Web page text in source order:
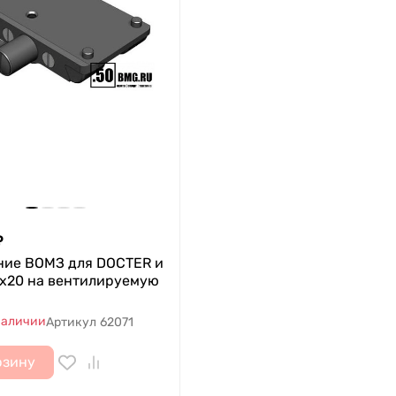
ВОМЗ для DOCTER и
на вентилируемую
Артикул 62071